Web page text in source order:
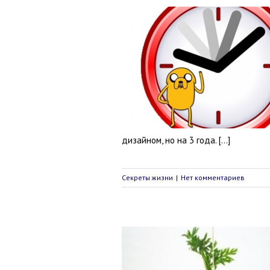
дизайном, но на 3 года. […]
Секреты жизни | Нет комментариев